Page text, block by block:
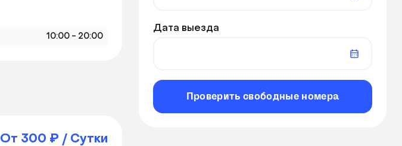
10:00 - 20:00
От 300 ₽ / Сутки
Дата выезда
Проверитьсвободные номера